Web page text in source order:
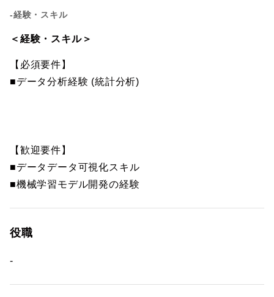
-経験・スキル
＜経験・スキル＞
【必須要件】
■データ分析経験 (統計分析)
【歓迎要件】
■データデータ可視化スキル
■機械学習モデル開発の経験
役職
-